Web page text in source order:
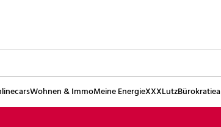
Wohnen & ImmoMeine EnergieXXXLutz